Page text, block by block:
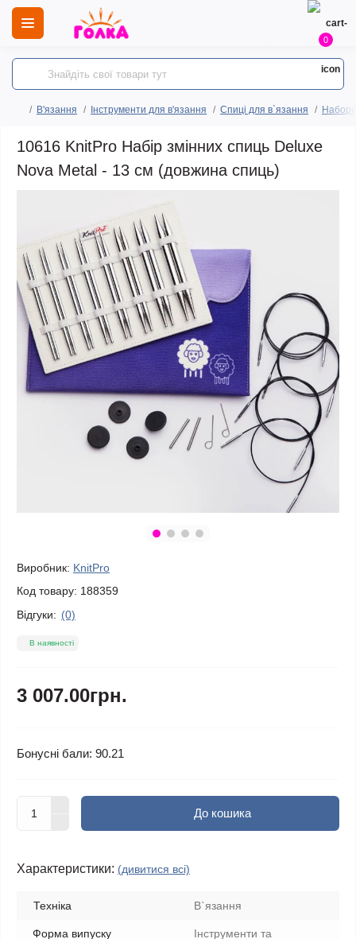
0
В'язання Інструменти для в'язання Спиці для в`язання
10616 KnitPro Набір змінних спиць Deluxe
Nova Metal - 13 см (довжина спиць)
Виробник: KnitPro
Код товару: 188359
Відгуки: (0)
В наявності
3 007.00грн.
Бонусні бали: 90.21
До кошика
Характеристики: (дивитися всі)
Техніка В`язання
Форма випуску
Інструменти та